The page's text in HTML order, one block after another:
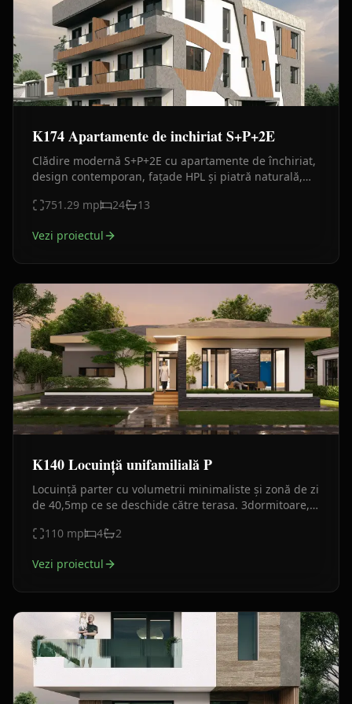
K174 Apartamente de inchiriat S+P+2E
Clădire modernă S+P+2E cu apartamente de închiriat,
design contemporan, fațade HPL și piatră naturală,
751.29 mp 24 13
Vezi proiectul
K140 Locuință unifamilială P
Locuință parter cu volumetrii minimaliste și zonă de zi
de 40,5mp ce se deschide către terasa. 3dormitoare,
110 mp 4 2
Vezi proiectul